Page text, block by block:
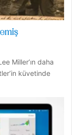
Miller’ın daha
küvetinde